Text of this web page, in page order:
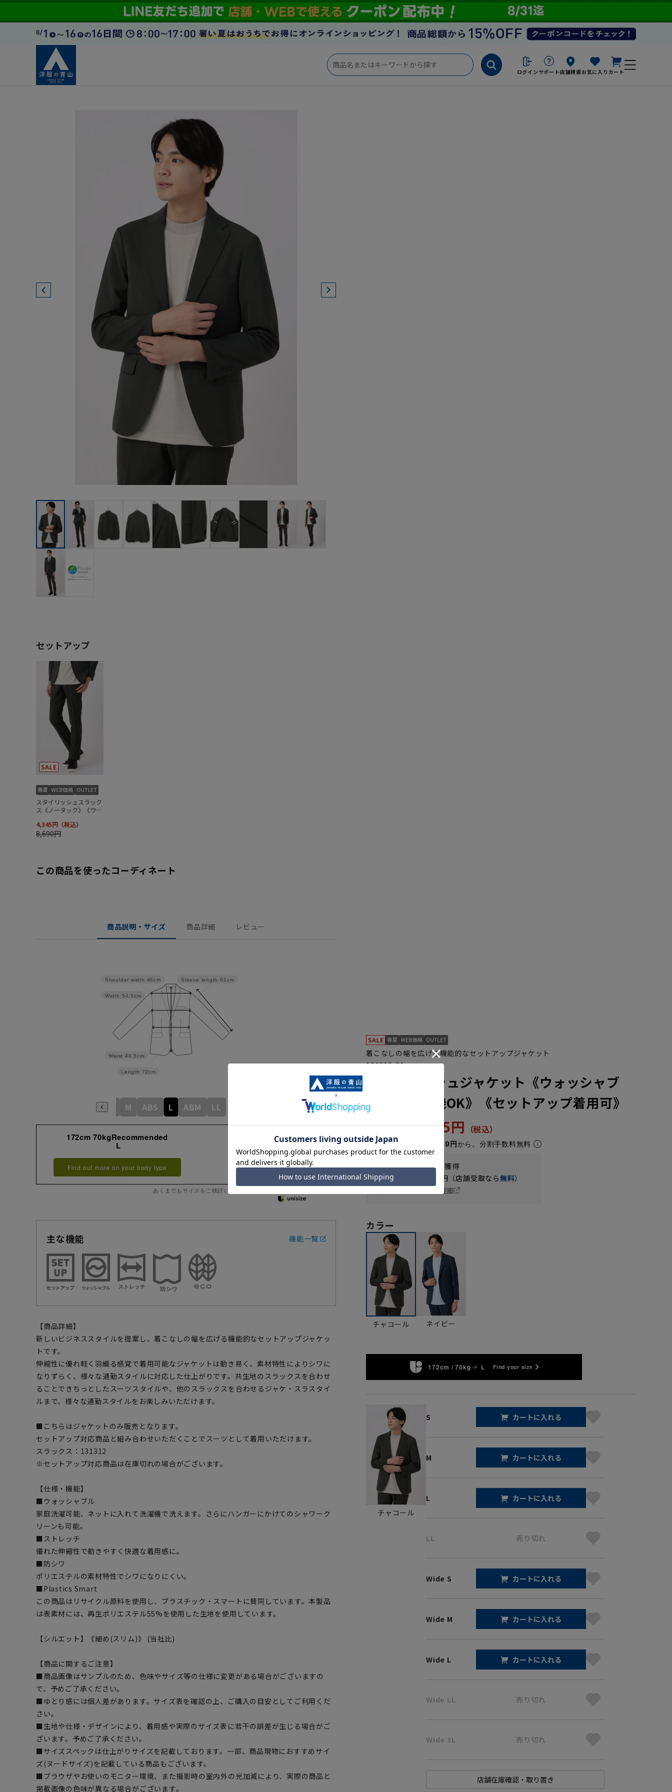
ログイン サポート店舗検索お気に入り カート
この商品を使ったコーディネート
商品説明・サイズ 商品詳細 レビュー
Sleeve length 61cm
Length 72cm
Waist 48.5cm
Width 54.5cm
Shoulder width 46cm
ABSS M ABS L ABM LL AB3L
172cm 70kgRecommended
L
Find out more on your body type
あくまでもサイズをご検討いただく際の目安となります。
主な機能 機能一覧
【商品詳細】
新しいビジネススタイルを提案し、着こなしの幅を広げる機能的なセットアップジャケッ
トです。
伸縮性に優れ軽く羽織る感覚で着用可能なジャケットは動き易く、素材特性によりシワに
なりずらく、様々な通勤スタイルに対応した仕上がりです。共生地のスラックスを合わせ
ることできちっとしたスーツスタイルや、他のスラックスを合わせるジャケ・スラスタイ
ルまで、様々な通勤スタイルをお楽しみいただけます。
■こちらはジャケットのみ販売となります。
セットアップ対応商品と組み合わせいただくことでスーツとして着用いただけます。
スラックス：131312
※セットアップ対応商品は在庫切れの場合がございます。
【仕様・機能】
■ウォッシャブル
家庭洗濯可能、ネットに入れて洗濯機で洗えます。さらにハンガーにかけてのシャワーク
リーンも可能。
■ストレッチ
優れた伸縮性で動きやすく快適な着用感に。
■防シワ
ポリエステルの素材特性でシワになりにくい。
■Plastics Smart
この商品はリサイクル原料を使用し、プラスチック・スマートに賛同しています。本製品
は表素材には、再生ポリエステル55%を使用した生地を使用しています。
【シルエット】《細め(スリム)》 (当社比)
【商品に関するご注意】
■商品画像はサンプルのため、色味やサイズ等の仕様に変更がある場合がございますの
で、予めご了承ください。
■ゆとり感には個人差があります。サイズ表を確認の上、ご購入の目安としてご利用くだ
さい。
■生地や仕様・デザインにより、着用感や実際のサイズ表に若干の誤差が生じる場合がご
ざいます。予めご了承ください。
■サイズスペックは仕上がりサイズを記載しております。一部、商品現物におすすめサイ
ズ(ヌードサイズ)を記載している商品もございます。
■ブラウザやお使いのモニター環境、また撮影時の室内外の光加減により、実際の商品と
掲載画像の色味が異なる場合がございます。
着こなしの幅を広げる機能的なセットアップジャケット
131212-31
スタイリッシュジャケット《ウォッシャブ
ル》《乾燥機OK》《セットアップ着用可》
18,590円 9,295円
月々1,549円から。分割手数料無料
WEB会員なら46 pt獲得
送料 全国一律
円（店舗受取なら無料）
詳細
カラー
チャコール ネイビー
172cm / 70kg L Find your size
チャコール
S カートに入れる
M カートに入れる
L カートに入れる
LL 売り切れ
Wide S カートに入れる
Wide M カートに入れる
Wide L カートに入れる
Wide LL 売り切れ
Wide 3L 売り切れ